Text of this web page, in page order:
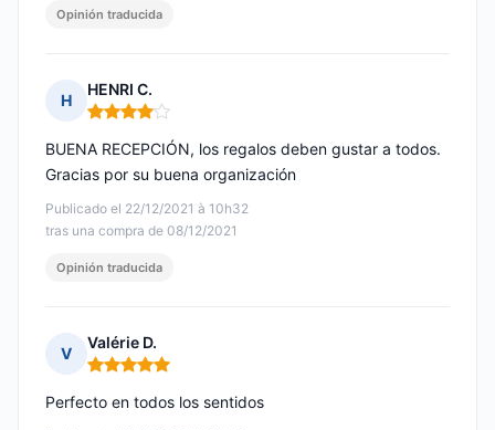
Opinión traducida
H
HENRI C.
Nota: 4 de 5
Publicado el 22/12/2021 à 10h32
tras una compra de 08/12/2021
BUENA RECEPCIÓN, los regalos deben gustar a todos.
Gracias por su buena organización
Opinión traducida
V
Valérie D.
Nota: 5 de 5
Perfecto en todos los sentidos